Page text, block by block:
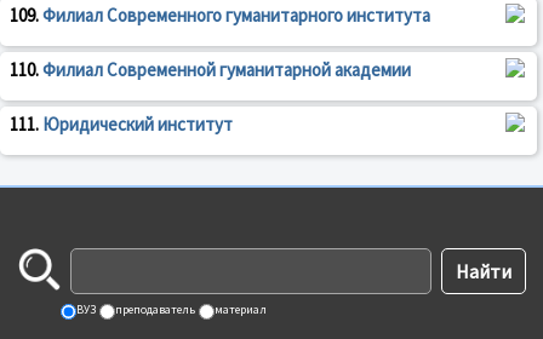
109.Филиал Современного гуманитарного института
110.Филиал Современной гуманитарной академии
111. Юридический институт
ВУЗ преподаватель материал